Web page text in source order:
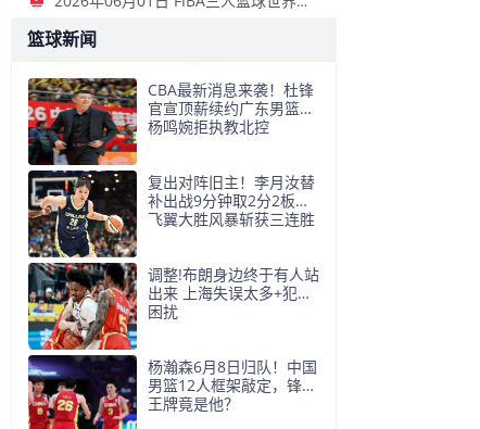
篮球新闻
CBA最新消息来袭！杜锋
官宣顶薪续约广东男篮，
杨鸣婉拒执教北控
复出对阵旧主！李月汝替
补出战9分钟取2分2板，
飞翼大胜风暴斩获三连胜
调整!布朗身边终于有人站
出来 上海失误太多+犯规
困扰
杨瀚森6月8日归队！中国
男篮12人框架敲定，锋线
王牌竟是他？